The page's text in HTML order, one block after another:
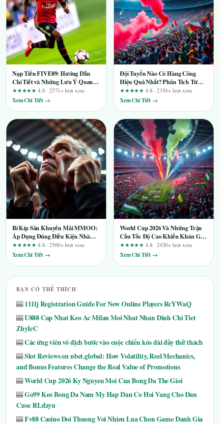
Nạp Tiền FIVE89: Hướng Dẫn
Chi Tiết và Những Lưu Ý Quan
Trọng
★★★★★ 4.8 · 2571+ lượt xem
Xem Chi Tiết →
Đội Tuyển Nào Có Hàng Công
Hiệu Quả Nhất? Phân Tích Từ
Chuyên Gia
★★★★★ 4.8 · 2354+ lượt xem
Xem Chi Tiết →
Bí Kíp Săn Khuyến Mãi MMOO:
Áp Dụng Đúng Điều Kiện Nhà
Cái, Nhận Thưởng Không Lo
Trượt
★★★★★ 4.8 · 2560+ lượt xem
Xem Chi Tiết →
World Cup 2026 Và Những Trận
Cầu Tốc Độ Cao Khiến Khán Giả
Choáng Ngợp Hoàn Toàn
★★★★★ 4.8 · 2450+ lượt xem
Xem Chi Tiết →
BẠN CÓ THỂ THÍCH
🎰 111lj Registration Guide For New Online Players RcYWaQ
🎰U888 Cap Nhat Keo Ac Milan Moi Nhat Nhan Dinh Chi Tiet
ZhyIcC
🎰Các ứng viên vô địch bước vào cuộc chiến kéo dài đầy thử thách
🎰Slot Reviews on nbet.global: How Volatility, Reel Mechanics,
and Bonus Features Change the Real Value of Promotions
🎰World Cup 2026 Ky Nguyen Moi Cua Bong Da The Gioi
🎰Go99 Keo Bong Da Nam My Hap Dan Co Hoi Vang Cho Dan
Cuoc RLdzyu
🎰Fv88 Casino Doi Thuong Voi Nhieu Lua Chon Game Danh Gia